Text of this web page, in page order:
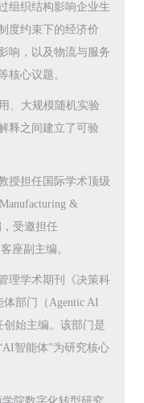
组织结构影响企业生
度约束下的经济价
响，以及物流与服务
核心议题。
、大规模随机实验
释之间建立了可验
授担任国际学术顶级
&
，受邀担任
座副主编。
理学术期刊《决策科
体部门（Agentic AI
创始主编。该部门是
智能体”为研究核心